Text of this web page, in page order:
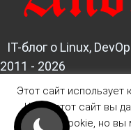
IT-блог о Linux,
2011 - 2026
Этот сайт использует
Читая этот сайт вы
файлов Cookie, но вы